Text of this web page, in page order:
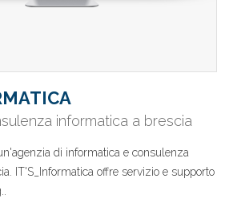
informatica a brescia
di informatica e consulenza
IT'S_Informatica offre servizio e supporto